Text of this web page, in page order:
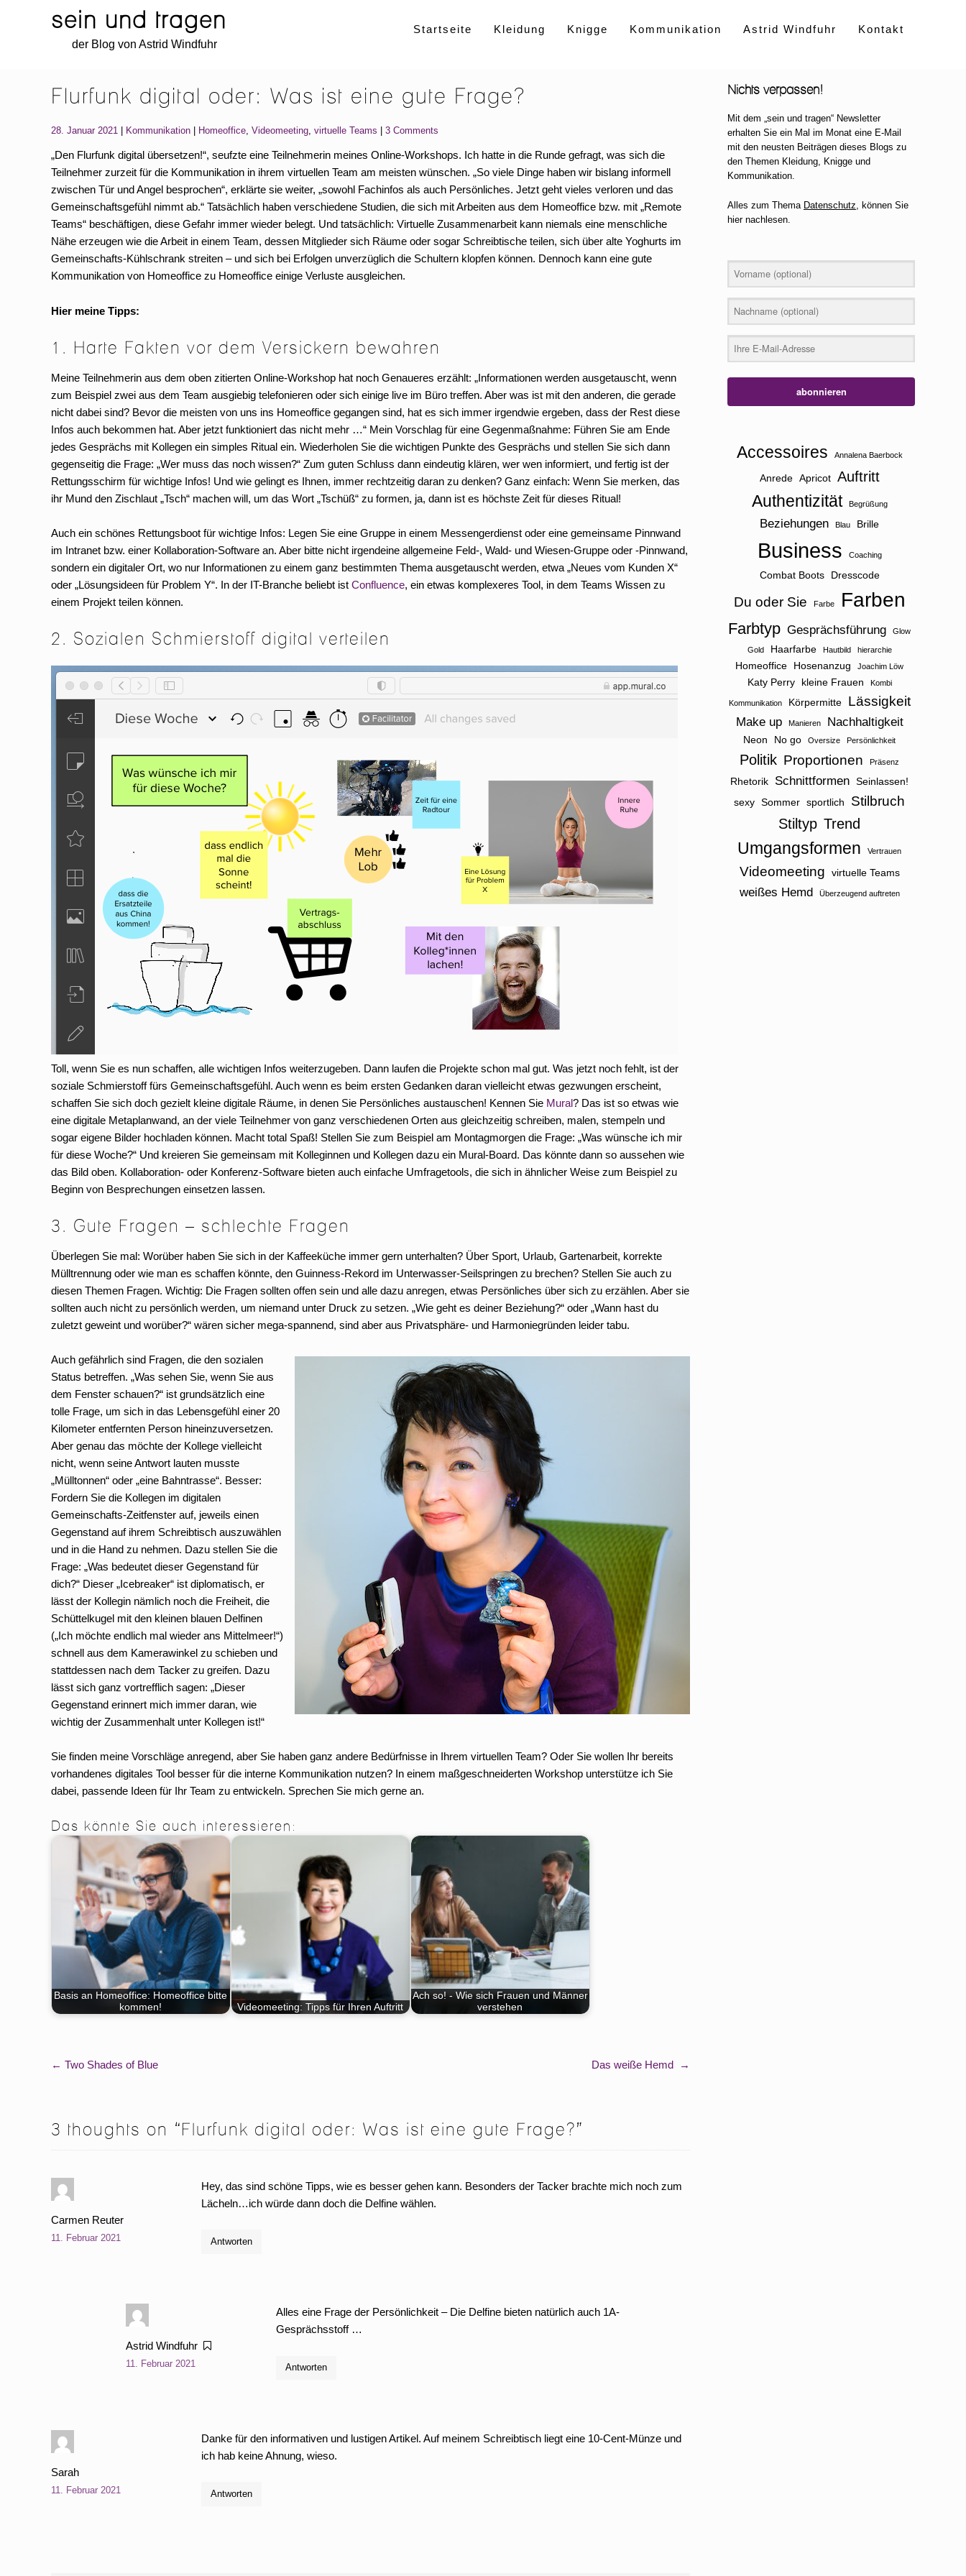
sein und tragen
der Blog von Astrid Windfuhr
Startseite Kleidung Knigge Kommunikation Astrid Windfuhr Kontakt
Flurfunk digital oder: Was ist eine gute Frage?
28. Januar 2021 Categories:
Kommunikation Tags:
Homeoffice, Videomeeting, virtuelle Teams 3 Comments
„Den Flurfunk digital übersetzen!“, seufzte eine Teilnehmerin meines Online-Workshops. Ich hatte in die Runde gefragt, was sich die
Teilnehmer zurzeit für die Kommunikation in ihrem virtuellen Team am meisten wünschen. „So viele Dinge haben wir bislang informell
zwischen Tür und Angel besprochen“, erklärte sie weiter, „sowohl Fachinfos als auch Persönliches. Jetzt geht vieles verloren und das
Gemeinschaftsgefühl nimmt ab.“ Tatsächlich haben verschiedene Studien, die sich mit Arbeiten aus dem Homeoffice bzw. mit „Remote
Teams“ beschäftigen, diese Gefahr immer wieder belegt. Und tatsächlich: Virtuelle Zusammenarbeit kann niemals eine menschliche
Nähe erzeugen wie die Arbeit in einem Team, dessen Mitglieder sich Räume oder sogar Schreibtische teilen, sich über alte Yoghurts im
Gemeinschafts-Kühlschrank streiten – und sich bei Erfolgen unverzüglich die Schultern klopfen können. Dennoch kann eine gute
Kommunikation von Homeoffice zu Homeoffice einige Verluste ausgleichen.
Hier meine Tipps:
1. Harte Fakten vor dem Versickern bewahren
Meine Teilnehmerin aus dem oben zitierten Online-Workshop hat noch Genaueres erzählt: „Informationen werden ausgetauscht, wenn
zum Beispiel zwei aus dem Team ausgiebig telefonieren oder sich einige live im Büro treffen. Aber was ist mit den anderen, die gerade
nicht dabei sind? Bevor die meisten von uns ins Homeoffice gegangen sind, hat es sich immer irgendwie ergeben, dass der Rest diese
Infos auch bekommen hat. Aber jetzt funktioniert das nicht mehr …“ Mein Vorschlag für eine Gegenmaßnahme: Führen Sie am Ende
jedes Gesprächs mit Kollegen ein simples Ritual ein. Wiederholen Sie die wichtigen Punkte des Gesprächs und stellen Sie sich dann
gegenseitig die Frage: „Wer muss das noch wissen?“ Zum guten Schluss dann eindeutig klären, wer wen informiert, und fertig ist der
Rettungsschirm für wichtige Infos! Und wie gelingt es Ihnen, immer rechtzeitig daran zu denken? Ganz einfach: Wenn Sie merken, das
ihr Mund den Zischlaut „Tsch“ machen will, um das Wort „Tschüß“ zu formen, ja, dann ist es höchste Zeit für dieses Ritual!
Auch ein schönes Rettungsboot für wichtige Infos: Legen Sie eine Gruppe in einem Messengerdienst oder eine gemeinsame Pinnwand
im Intranet bzw. einer Kollaboration-Software an. Aber bitte nicht irgendeine allgemeine Feld-, Wald- und Wiesen-Gruppe oder -Pinnwand,
sondern ein digitaler Ort, wo nur Informationen zu einem ganz bestimmten Thema ausgetauscht werden, etwa „Neues vom Kunden X“
oder „Lösungsideen für Problem Y“. In der IT-Branche beliebt ist Confluence, ein etwas komplexeres Tool, in dem Teams Wissen zu
einem Projekt teilen können.
2. Sozialen Schmierstoff digital verteilen
Toll, wenn Sie es nun schaffen, alle wichtigen Infos weiterzugeben. Dann laufen die Projekte schon mal gut. Was jetzt noch fehlt, ist der
soziale Schmierstoff fürs Gemeinschaftsgefühl. Auch wenn es beim ersten Gedanken daran vielleicht etwas gezwungen erscheint,
schaffen Sie sich doch gezielt kleine digitale Räume, in denen Sie Persönliches austauschen! Kennen Sie Mural? Das ist so etwas wie
eine digitale Metaplanwand, an der viele Teilnehmer von ganz verschiedenen Orten aus gleichzeitig schreiben, malen, stempeln und
sogar eigene Bilder hochladen können. Macht total Spaß! Stellen Sie zum Beispiel am Montagmorgen die Frage: „Was wünsche ich mir
für diese Woche?“ Und kreieren Sie gemeinsam mit Kolleginnen und Kollegen dazu ein Mural-Board. Das könnte dann so aussehen wie
das Bild oben. Kollaboration- oder Konferenz-Software bieten auch einfache Umfragetools, die sich in ähnlicher Weise zum Beispiel zu
Beginn von Besprechungen einsetzen lassen.
3. Gute Fragen – schlechte Fragen
Überlegen Sie mal: Worüber haben Sie sich in der Kaffeeküche immer gern unterhalten? Über Sport, Urlaub, Gartenarbeit, korrekte
Mülltrennung oder wie man es schaffen könnte, den Guinness-Rekord im Unterwasser-Seilspringen zu brechen? Stellen Sie auch zu
diesen Themen Fragen. Wichtig: Die Fragen sollten offen sein und alle dazu anregen, etwas Persönliches über sich zu erzählen. Aber sie
sollten auch nicht zu persönlich werden, um niemand unter Druck zu setzen. „Wie geht es deiner Beziehung?“ oder „Wann hast du
zuletzt geweint und worüber?“ wären sicher mega-spannend, sind aber aus Privatsphäre- und Harmoniegründen leider tabu.
Auch gefährlich sind Fragen, die den sozialen
Status betreffen. „Was sehen Sie, wenn Sie aus
dem Fenster schauen?“ ist grundsätzlich eine
tolle Frage, um sich in das Lebensgefühl einer 20
Kilometer entfernten Person hineinzuversetzen.
Aber genau das möchte der Kollege vielleicht
nicht, wenn seine Antwort lauten musste
„Mülltonnen“ oder „eine Bahntrasse“. Besser:
Fordern Sie die Kollegen im digitalen
Gemeinschafts-Zeitfenster auf, jeweils einen
Gegenstand auf ihrem Schreibtisch auszuwählen
und in die Hand zu nehmen. Dazu stellen Sie die
Frage: „Was bedeutet dieser Gegenstand für
dich?“ Dieser „Icebreaker“ ist diplomatisch, er
lässt der Kollegin nämlich noch die Freiheit, die
Schüttelkugel mit den kleinen blauen Delfinen
(„Ich möchte endlich mal wieder ans Mittelmeer!“)
schnell aus dem Kamerawinkel zu schieben und
stattdessen nach dem Tacker zu greifen. Dazu
lässt sich ganz vortrefflich sagen: „Dieser
Gegenstand erinnert mich immer daran, wie
wichtig der Zusammenhalt unter Kollegen ist!“
Sie finden meine Vorschläge anregend, aber Sie haben ganz andere Bedürfnisse in Ihrem virtuellen Team? Oder Sie wollen Ihr bereits
vorhandenes digitales Tool besser für die interne Kommunikation nutzen? In einem maßgeschneiderten Workshop unterstütze ich Sie
dabei, passende Ideen für Ihr Team zu entwickeln. Sprechen Sie mich gerne an.
Das könnte Sie auch interessieren:
Basis an Homeoffice: Homeoffice bitte
kommen!
Videomeeting: Tipps für Ihren Auftritt
Ach so! - Wie sich Frauen und Männer
verstehen
Beitragsnavigation
← Two Shades of Blue Das weiße Hemd →
3 thoughts on “Flurfunk digital oder: Was ist eine gute Frage?”
Carmen Reuter
11. Februar 2021
Hey, das sind schöne Tipps, wie es besser gehen kann. Besonders der Tacker brachte mich noch zum
Lächeln…ich würde dann doch die Delfine wählen.
Antworten
Astrid Windfuhr
11. Februar 2021
Alles eine Frage der Persönlichkeit – Die Delfine bieten natürlich auch 1A-
Gesprächsstoff …
Antworten
Sarah
11. Februar 2021
Danke für den informativen und lustigen Artikel. Auf meinem Schreibtisch liegt eine 10-Cent-Münze und
ich hab keine Ahnung, wieso.
Antworten
Nichts verpassen!
Mit dem „sein und tragen“ Newsletter
erhalten Sie ein Mal im Monat eine E-Mail
mit den neusten Beiträgen dieses Blogs zu
den Themen Kleidung, Knigge und
Kommunikation.
Alles zum Thema Datenschutz , können Sie
hier nachlesen.
abonnieren
Accessoires Annalena Baerbock
Anrede Apricot Auftritt
Authentizität Begrüßung
Beziehungen Blau Brille
Business Coaching
Combat Boots Dresscode
Du oder Sie Farbe Farben
Farbtyp Gesprächsführung Glow
Gold Haarfarbe Hautbild hierarchie
Homeoffice Hosenanzug Joachim Löw
Katy Perry kleine Frauen Kombi
Kommunikation Körpermitte Lässigkeit
Make up Manieren Nachhaltigkeit
Neon No go Oversize Persönlichkeit
Politik Proportionen Präsenz
Rhetorik Schnittformen Seinlassen!
sexy Sommer sportlich Stilbruch
Stiltyp Trend
Umgangsformen Vertrauen
Videomeeting virtuelle Teams
weißes Hemd Überzeugend auftreten